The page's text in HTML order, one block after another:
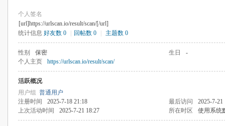
个人签名
[url]https://urlscan.io/result/scan/[/url]
统计信息 好友数 0 回帖数 0 主题数 0
性别 保密 生日
-
个人主页
https://urlscan.io/result/scan/
活跃概况
用户组 普通用户
注册时间
2025-7-18 21:18 最后访问
2025-7-21
上次活动时间
2025-7-21 18:27 所在时区 使用系统